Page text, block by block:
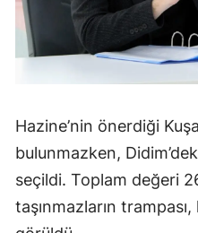
Hazine’nin önerdiği
bulunmazken,
seçildi. Toplam değeri
taşınmazların